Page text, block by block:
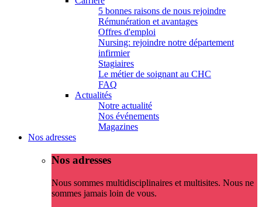
5 bonnes raisons de nous rejoindre
Rémunération et avantages
Offres d'emploi
Nursing: rejoindre notre département
infirmier
Stagiaires
Le métier de soignant au CHC
FAQ
Actualités
Notre actualité
Nos événements
Magazines
Nos adresses
Nos adresses
Nous sommes multidisciplinaires et multisites. Nous ne
sommes jamais loin de vous.